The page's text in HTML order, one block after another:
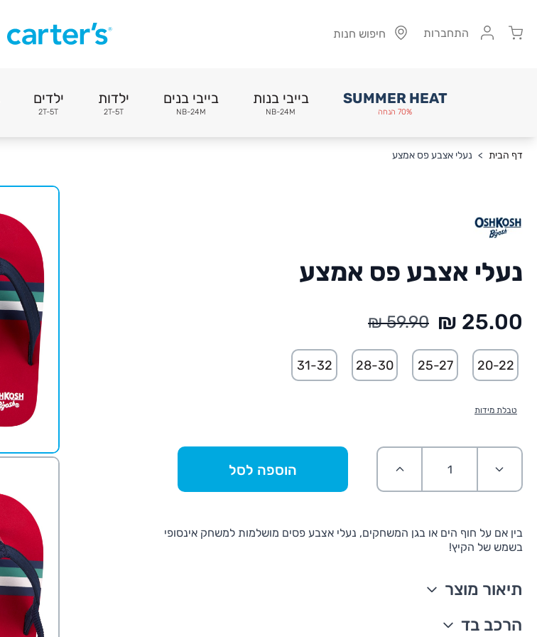
Cart התחברות חיפוש חנות
SUMMER HEAT
70% הנחה
בייבי בנות
NB-24M
בייבי בנים
NB-24M
ילדות
2T-5T
ילדים
2T-5T
דף הבית > נעלי אצבע פס אמצע
נעלי אצבע פס אמצע
החל מ:
20-22
25-27
28-30
31-32
טבלת מידות
הוספה לסל
בין אם על חוף הים או בגן המשחקים, נעלי אצבע פסים מושלמות למשחק אינסופי
בשמש של הקיץ!
תיאור מוצר
התאמת מידות בעמוד https://www.cartersoshkosh.co.il/shoes-size
הרכב בד